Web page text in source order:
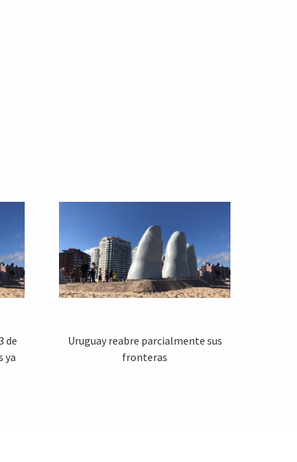
de
ya
Uruguay reabre parcialmente sus
fronteras